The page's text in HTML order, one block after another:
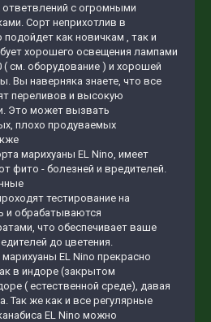
с огромными
Сорт неприхотлив в
как новичкам , так и
хорошего освещения лампами
см. оборудование ) и хорошей
Вы наверняка знаете, что все
переливов и высокую
Это может вызвать
плохо продуваемых
марихуаны EL Nino, имеет
фито - болезней и вредителей.
тестирование на
и обрабатываются
что обеспечивает ваше
до цветения.
EL Nino прекрасно
в индоре (закрытом
( естественной среде), давая
Так же как и все регулярные
EL Nino можно